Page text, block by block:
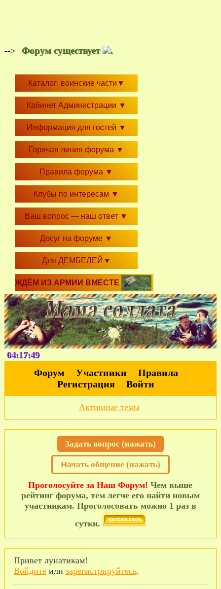
--> Форум существует .
Каталог: воинские части ▼
Кабинет Администрации ▼
Информация для гостей ▼
Горячая линия форума ▼
Правила форума ▼
Клубы по интересам ▼
Ваш вопрос — наш ответ ▼
Досуг на форуме ▼
Для ДЕМБЕЛЕЙ ▼
ЖДЁМ ИЗ АРМИИ ВМЕСТЕ
04:17:50
Форум Участники
Правила
Регистрация
Войти
Активные темы
Задать вопрос (нажать)
Начать общение (нажать)
Проголосуйте за Наш Форум! Чем выше
рейтинг форума, тем легче его найти новым
участникам. Проголосовать можно 1 раз в
сутки.
Привет лунатикам!
Войдитеили зарегистрируйтесь.